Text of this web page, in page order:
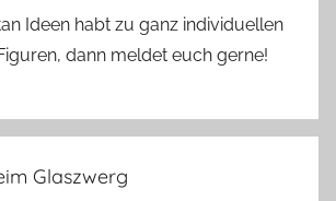
Ideen habt zu ganz individuellen
dann meldet euch gerne!
Glaszwerg